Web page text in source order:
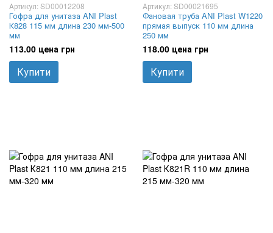
Артикул: SD00012208
Гофра для унитаза ANI Plast
К828 115 мм длина 230 мм-500
мм
113.00 цена грн
Купити
Артикул: SD00021695
Фановая труба ANI Plast W1220
прямая выпуск 110 мм длина
250 мм
118.00 цена грн
Купити